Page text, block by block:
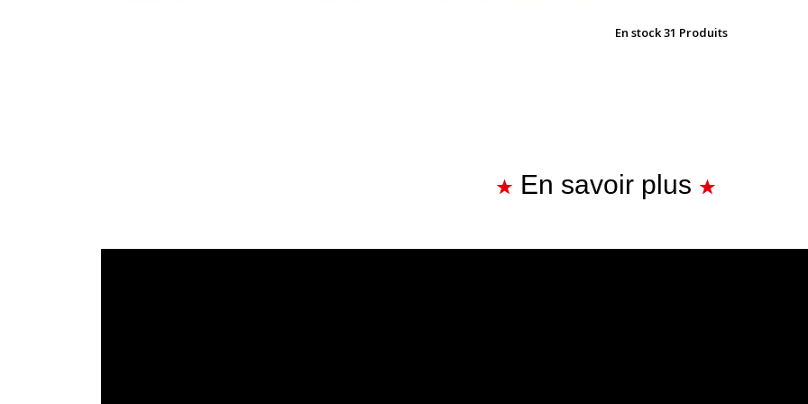
En stock31 Produits
En savoir plus